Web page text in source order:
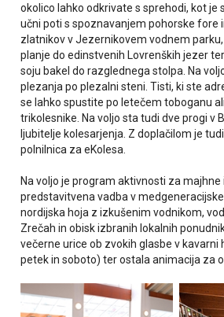
okolico lahko odkrivate s sprehodi, kot je
učni poti s spoznavanjem pohorske fore
zlatnikov v Jezernikovem vodnem
planje do edinstvenih Lovrenških jezer
soju bakel do razglednega stolpa. Na
plezanja po plezalni steni. Tisti, ki ste
se lahko spustite po letečem toboganu
trikolesnike. Na voljo sta tudi dve progi v
ljubitelje kolesarjenja. Z doplačilom je
polnilnica za eKolesa.
Na voljo je program aktivnosti za majhne
predstavitvena vadba v
nordijska hoja z izkušenim vodnikom,
Zrečah in obisk izbranih lokalnih
večerne urice ob zvokih glasbe v kavarni
petek in soboto) ter ostala animacija za